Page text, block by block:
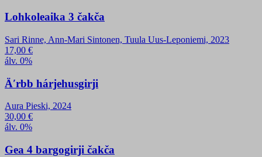
Lohkoleaika 3 čakča
Sari Rinne, Ann-Mari Sintonen, Tuula Uus-Leponiemi, 2023
17,00 €
álv. 0%
Äʹrbb hárjehusgirji
Aura Pieski, 2024
30,00 €
álv. 0%
Gea 4 bargogirji čakča